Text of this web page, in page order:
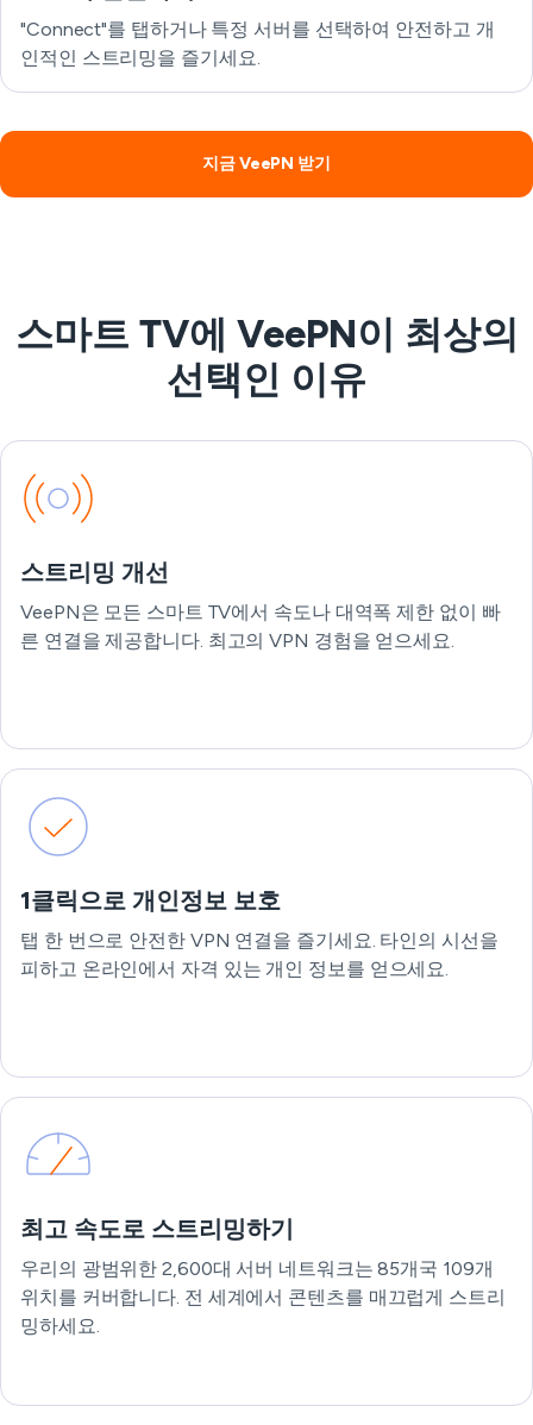
"Connect"를 탭하거나 특정 서버를 선택하여 안전하고 개
인적인 스트리밍을 즐기세요.
지금 VeePN 받기
스마트 TV에 VeePN이 최상의
선택인 이유
스트리밍 개선
VeePN은 모든 스마트 TV에서 속도나 대역폭 제한 없이 빠
른 연결을 제공합니다. 최고의 VPN 경험을 얻으세요.
1클릭으로 개인정보 보호
탭 한 번으로 안전한 VPN 연결을 즐기세요. 타인의 시선을
피하고 온라인에서 자격 있는 개인 정보를 얻으세요.
최고 속도로 스트리밍하기
우리의 광범위한 2,600대 서버 네트워크는 85개국 109개
위치를 커버합니다. 전 세계에서 콘텐츠를 매끄럽게 스트리
밍하세요.